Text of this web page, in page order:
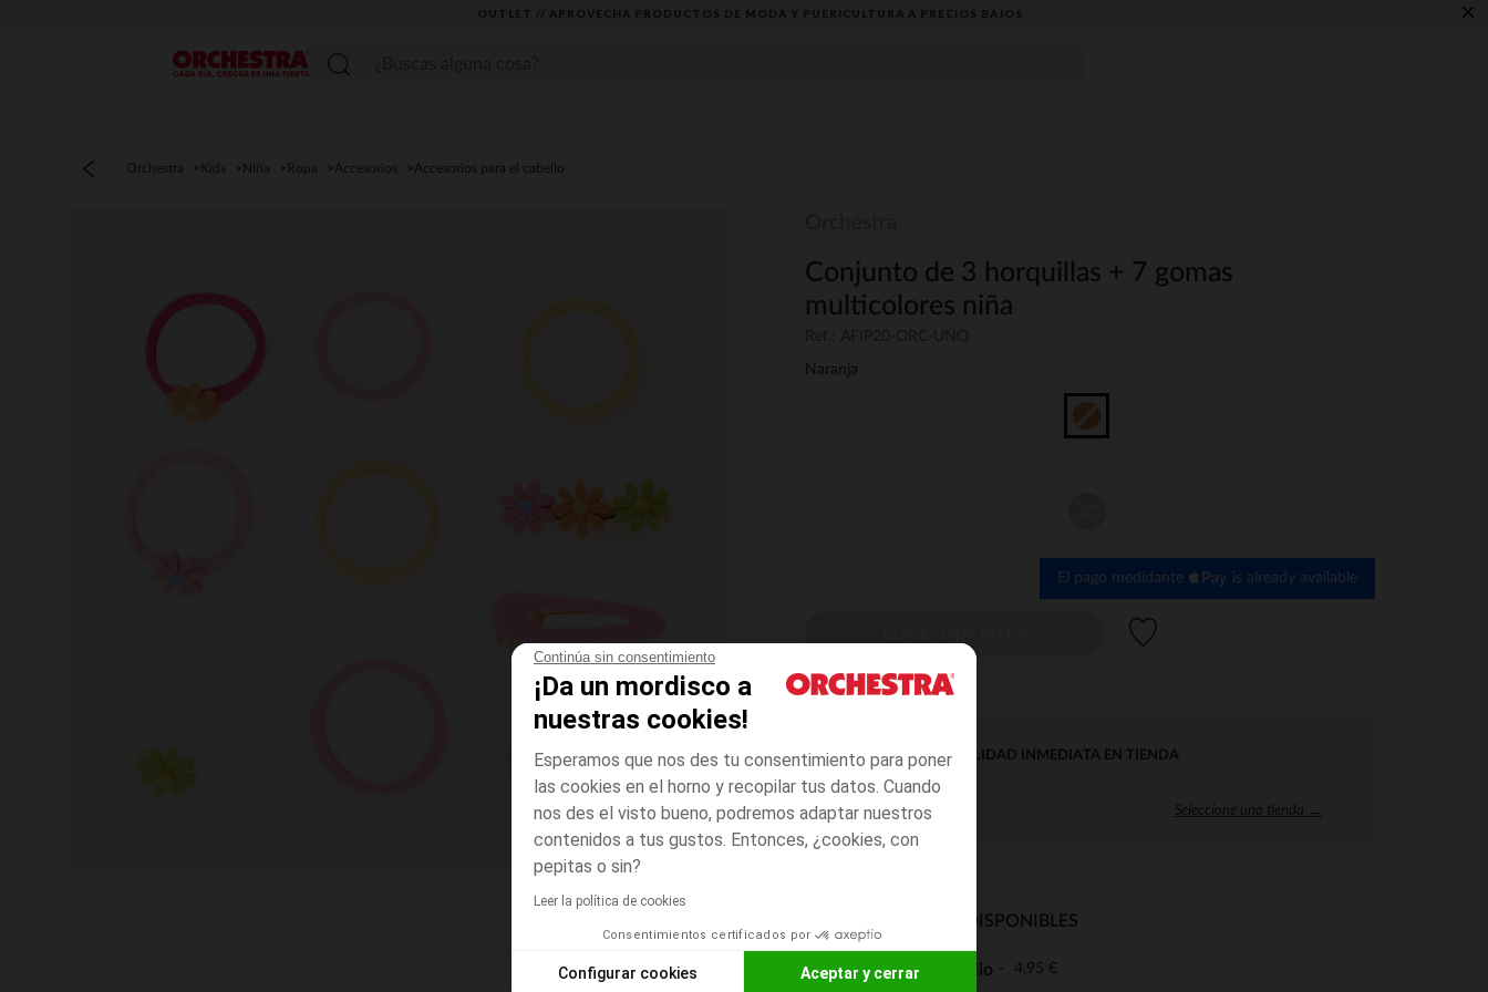
Continúa sin consentimiento
¡Da un mordisco a
nuestras cookies!
Esperamos que nos des tu consentimiento para poner
las cookies en el horno y recopilar tus datos. Cuando
nos des el visto bueno, podremos adaptar nuestros
contenidos a tus gustos. Entonces, ¿cookies, con
pepitas o sin?
Leer la política de cookies
Consentimientos certificados por
Configurar cookies Aceptar y cerrar
OUTLET // APROVECHA PRODUCTOS DE MODA Y PUERICULTURA A PRECIOS BAJOS ×
Menú
Orchestra Kids Niña Ropa Accesorios Accesorios para el cabello
Conjunto de 3 horquillas + 7 gomas
multicolores niña
Naranja
El pago medidante is already available
DISPONIBILIDAD INMEDIATA EN TIENDA
Seleccione una tienda →
MODOS DE ENVÍO DISPONIBLES
Entrega a domicilio 4,95 €